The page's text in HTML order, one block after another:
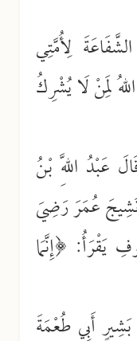
لِأُمَّتِي
لِمَنْ لَا يُشْرِكُ
عَبْدُ اللَّهِ بْنُ
عُمَرَ رَضِيَ
يَقْرَأُ: ﴿إِنَّمَا
أَبِي طُعْمَةَ